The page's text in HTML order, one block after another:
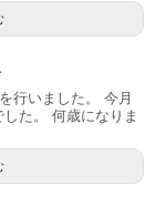
行いました。 今月
た。 何歳になりま